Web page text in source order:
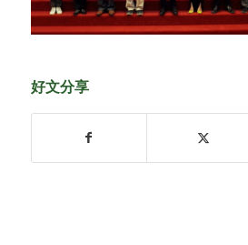
好文分享